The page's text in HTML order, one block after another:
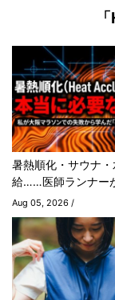
暑熱順化・サウナ
給……医師ランナー
Aug 05, 2026 /